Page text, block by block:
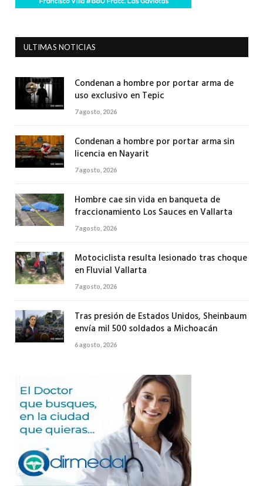
ULTIMAS NOTICIAS
Condenan a hombre por portar arma de
uso exclusivo en Tepic
7 agosto, 2026
Condenan a hombre por portar arma sin
licencia en Nayarit
7 agosto, 2026
Hombre cae sin vida en banqueta de
fraccionamiento Los Sauces en Vallarta
7 agosto, 2026
Motociclista resulta lesionado tras choque
en Fluvial Vallarta
7 agosto, 2026
Tras presión de Estados Unidos, Sheinbaum
envía mil 500 soldados a Michoacán
6 agosto, 2026